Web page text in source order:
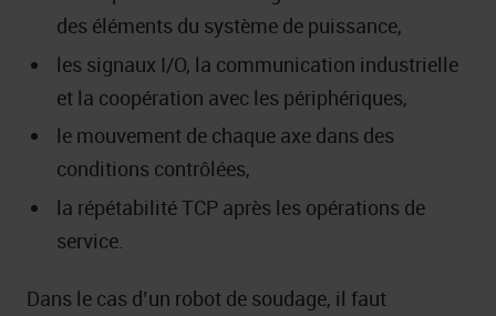
des éléments du système de puissance,
les signaux I/O, la communication industrielle
et la coopération avec les périphériques,
le mouvement de chaque axe dans des
conditions contrôlées,
la répétabilité TCP après les opérations de
service.
Dans le cas d’un robot de soudage, il faut